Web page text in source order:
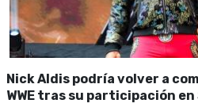
Nick Aldis podría volver a
WWE tras su participación